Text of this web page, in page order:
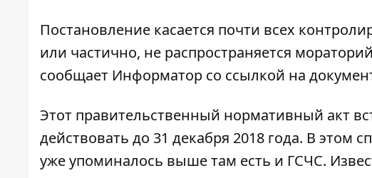
Постановление касается почти всех
или частично, не распространяется
сообщает Информатор со ссылкой на
Этот правительственный нормативный акт
действовать до 31 декабря 2018 года. В этом
уже упоминалось выше там есть и ГСЧС.